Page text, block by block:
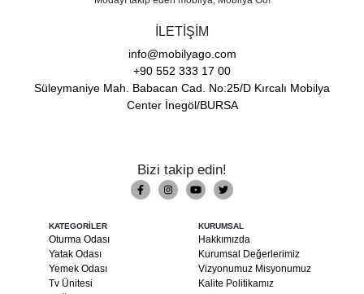
İLETİŞİM
info@mobilyago.com
+90 552 333 17 00
Süleymaniye Mah. Babacan Cad. No:25/D Kırcalı Mobilya
Center İnegöl/BURSA
Bizi takip edin!
KATEGORİLER
Oturma Odası
Yatak Odası
Yemek Odası
Tv Ünitesi
KURUMSAL
Hakkımızda
Kurumsal Değerlerimiz
Vizyonumuz Misyonumuz
Kalite Politikamız